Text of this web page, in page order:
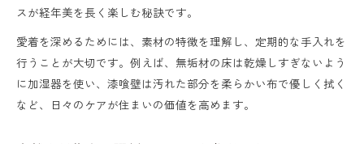
定期的なメンテナンスで自然素材を守るコ
ツ
自然素材住宅の評判・口コミから学ぶ安心
感
スが経年美を長く楽しむ秘訣です。
愛着を深めるためには、素材の特徴を理解し、定期的な手入れを
行うことが大切です。例えば、無垢材の床は乾燥しすぎないよう
に加湿器を使い、漆喰壁は汚れた部分を柔らかい布で優しく拭く
など、日々のケアが住まいの価値を高めます。